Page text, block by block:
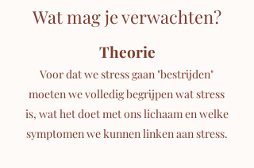
Wat mag je verwachten?
Theorie
Voor dat we stress gaan "bestrijden"
moeten we volledig begrijpen wat stress
is, wat het doet met ons lichaam en welke
symptomen we kunnen linken aan stress.